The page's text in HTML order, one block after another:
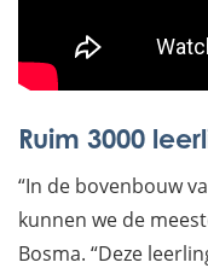
Ruim 3000
“In de bovenbouw
kunnen we de
Bosma. “Deze